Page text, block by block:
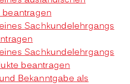
Sachkundelehrgangs
Sachkundelehrgangs
beantragen
Bekanntgabe als